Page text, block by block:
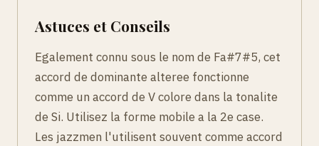
Astuces et Conseils
Egalement connu sous le nom de Fa#7#5, cet
accord de dominante alteree fonctionne
comme un accord de V colore dans la tonalite
de Si. Utilisez la forme mobile a la 2e case.
Les jazzmen l'utilisent souvent comme accord